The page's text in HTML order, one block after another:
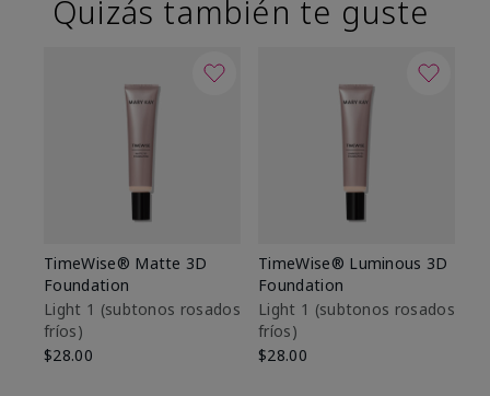
Quizás también te guste
TimeWise® Matte 3D
Foundation
Light 1​ (subtonos rosados
fríos)
$28.00
TimeWise® Luminous 3D
Foundation
Light 1​ (subtonos rosados
fríos)
$28.00